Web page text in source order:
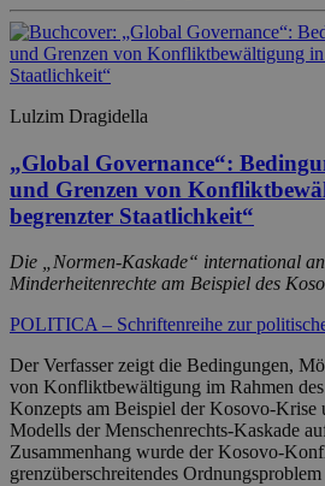
Lulzim Dragidella
„Global Governance“:
und Grenzen von
begrenzter Staatlichkeit“
Die „Normen-Kaskade“ international
Minderheitenrechte am Beispiel des
POLITICA – Schriftenreihe zur
Der Verfasser zeigt die Bedingungen,
von Konfliktbewältigung im Rahmen
Konzepts am Beispiel der Kosovo-Krise
Modells der Menschenrechts-Kaskade
Zusammenhang wurde der Kosovo-
grenzüberschreitendes